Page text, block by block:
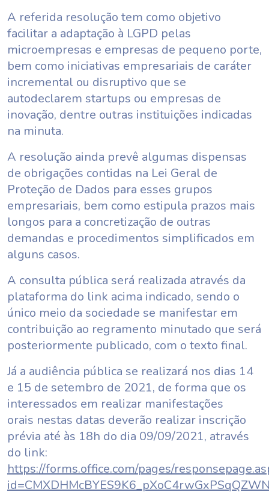
A referida resolução tem como objetivo
facilitar a adaptação à LGPD pelas
microempresas e empresas de pequeno porte,
bem como iniciativas empresariais de caráter
incremental ou disruptivo que se
autodeclarem startups ou empresas de
inovação, dentre outras instituições indicadas
na minuta.
A resolução ainda prevê algumas dispensas
de obrigações contidas na Lei Geral de
Proteção de Dados para esses grupos
empresariais, bem como estipula prazos mais
longos para a concretização de outras
demandas e procedimentos simplificados em
alguns casos.
A consulta pública será realizada através da
plataforma do link acima indicado, sendo o
único meio da sociedade se manifestar em
contribuição ao regramento minutado que será
posteriormente publicado, com o texto final.
Já a audiência pública se realizará nos dias 14
e 15 de setembro de 2021, de forma que os
interessados em realizar manifestações
orais nestas datas deverão realizar inscrição
prévia até às 18h do dia 09/09/2021, através
do link:
https://forms.office.com/pages/